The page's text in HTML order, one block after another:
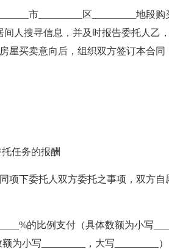
市_________区_________地段
间人搜寻信息，并及时报告委托人乙
屋买卖意向后，组织双方签订本合
任务的报酬
项下委托人双方委托之事项，双方自
的比例支付（具体数额为小写
额为小写_________，大写_________